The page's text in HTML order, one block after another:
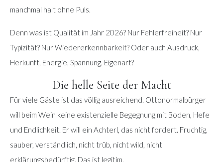
manchmal halt ohne Puls.
Denn was ist Qualität im Jahr 2026? Nur Fehlerfreiheit? Nur
Typizität? Nur Wiedererkennbarkeit? Oder auch Ausdruck,
Herkunft, Energie, Spannung, Eigenart?
Die helle Seite der Macht
Für viele Gäste ist das völlig ausreichend. Ottonormalbürger
will beim Wein keine existenzielle Begegnung mit Boden, Hefe
und Endlichkeit. Er will ein Achterl, das nicht fordert. Fruchtig,
sauber, verständlich, nicht trüb, nicht wild, nicht
erklärungsbedürftig. Das ist legitim.